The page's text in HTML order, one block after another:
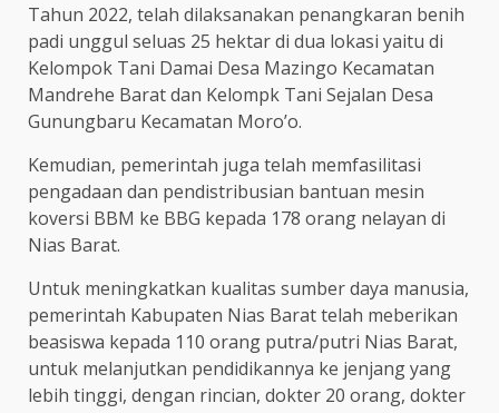
Tahun 2022, telah dilaksanakan penangkaran benih
padi unggul seluas 25 hektar di dua lokasi yaitu di
Kelompok Tani Damai Desa Mazingo Kecamatan
Mandrehe Barat dan Kelompk Tani Sejalan Desa
Gunungbaru Kecamatan Moro’o.
Kemudian, pemerintah juga telah memfasilitasi
pengadaan dan pendistribusian bantuan mesin
koversi BBM ke BBG kepada 178 orang nelayan di
Nias Barat.
Untuk meningkatkan kualitas sumber daya manusia,
pemerintah Kabupaten Nias Barat telah meberikan
beasiswa kepada 110 orang putra/putri Nias Barat,
untuk melanjutkan pendidikannya ke jenjang yang
lebih tinggi, dengan rincian, dokter 20 orang, dokter